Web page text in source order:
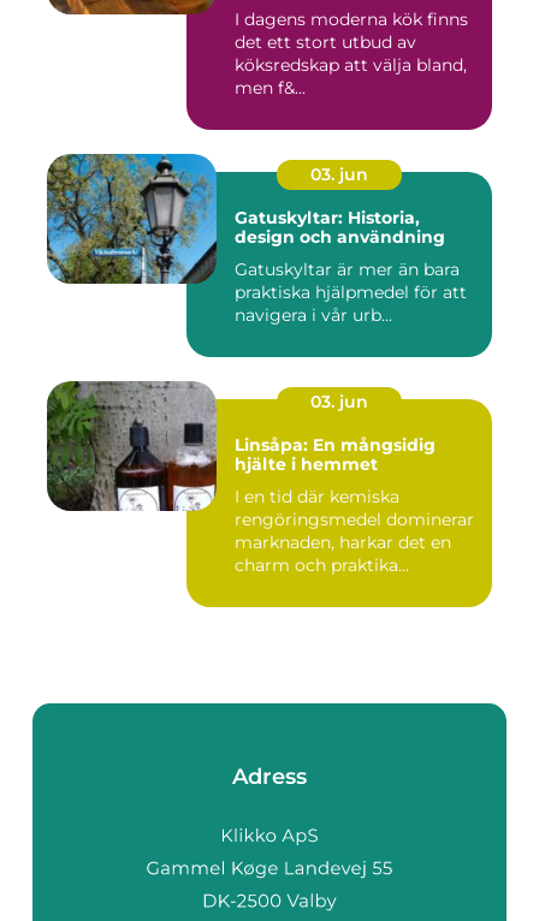
I dagens moderna kök finns
det ett stort utbud av
köksredskap att välja bland,
men f&...
03. jun
Gatuskyltar: Historia,
design och användning
Gatuskyltar är mer än bara
praktiska hjälpmedel för att
navigera i vår urb...
03. jun
Linsåpa: En mångsidig
hjälte i hemmet
I en tid där kemiska
rengöringsmedel dominerar
marknaden, harkar det en
charm och praktika...
Adress